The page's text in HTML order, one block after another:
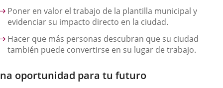
Poner en valor el trabajo de la plantilla municipal y
evidenciar su impacto directo en la ciudad.
Hacer que más personas descubran que su ciudad
también puede convertirse en su lugar de trabajo.
oportunidad para tu futuro